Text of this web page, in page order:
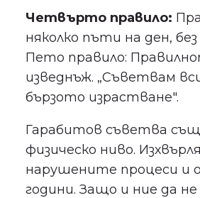
Четвърто правило:
няколко пъти на ден,
Пето правило:
изведнъж. „Съветвам
бързото израстване".
Гарабитов съветва
физическо ниво.
нарушените процеси и
години. Защо и ние да